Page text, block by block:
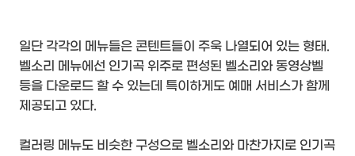
일단 각각의 메뉴들은 콘텐트들이 주욱 나열되어 있는 형태.
벨소리 메뉴에선 인기곡 위주로 편성된 벨소리와 동영상벨
등을 다운로드 할 수 있는데 특이하게도 예매 서비스가 함께
제공되고 있다.
컬러링 메뉴도 비슷한 구성으로 벨소리와 마찬가지로 인기곡